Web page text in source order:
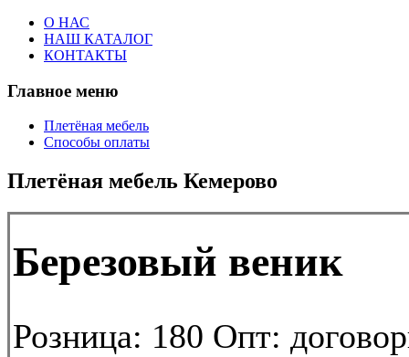
О НАС
НАШ КАТАЛОГ
КОНТАКТЫ
Главное меню
Плетёная мебель
Способы оплаты
Плетёная мебель Кемерово
Березовый веник
Розница: 180 Опт: